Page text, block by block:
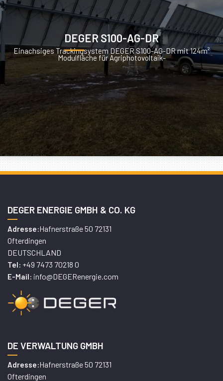
DEGER S100-AG-DR
Einachsiges Trackingsystem DEGER S100-AG-DR mit 124m²
Modulfläche für Agriphotovoltaik-
DEGER ENERGIE GMBH & CO. KG
Adresse:Hafnerstraße 50 72131
Ofterdingen
DEUTSCHLAND
Tel: +49 7473 70218 0
E-Mail: info@DEGERenergie.com
DE VERWALTUNG GMBH
Adresse:Hafnerstraße 50 72131
Ofterdingen